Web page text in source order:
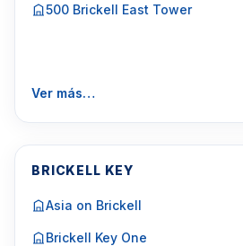
500 Brickell East Tower
Ver más…
BRICKELL KEY
Asia on Brickell
Brickell Key One